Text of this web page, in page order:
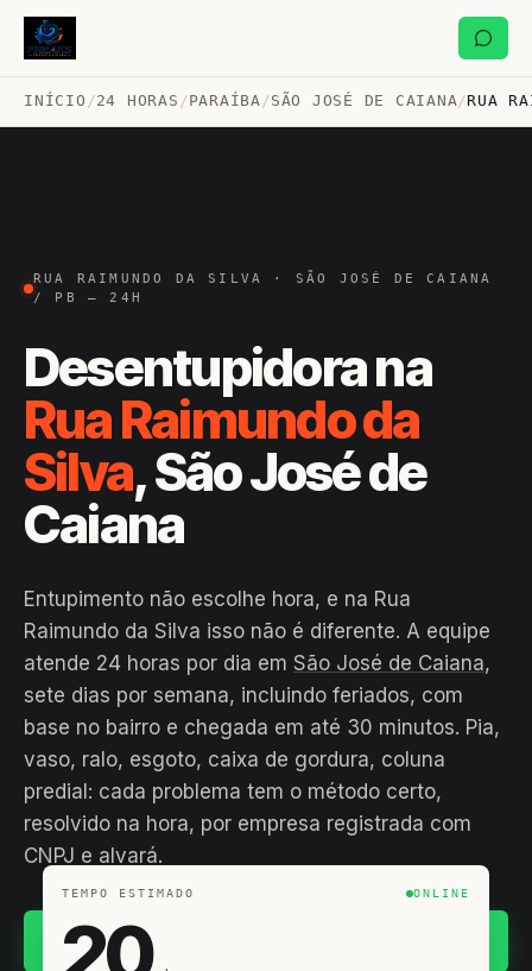
INÍCIO /24 HORAS /PARAÍBA /SÃO JOSÉ DE CAIANA/RUA
RUA RAIMUNDO DA SILVA · SÃO JOSÉ DE CAIANA
/ PB — 24H
Desentupidora na
Rua Raimundo da
Silva, São José de
Caiana
Entupimento não escolhe hora, e na Rua
Raimundo da Silva isso não é diferente. A equipe
atende 24 horas por dia em São José de Caiana,
sete dias por semana, incluindo feriados, com
base no bairro e chegada em até 30 minutos. Pia,
vaso, ralo, esgoto, caixa de gordura, coluna
predial: cada problema tem o método certo,
resolvido na hora, por empresa registrada com
CNPJ e alvará.
TEMPO ESTIMADO ONLINE